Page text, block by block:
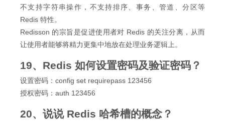
不支持字符串操作，不支持排序、事务、管道、分区等
Redis 特性。
Redisson 的宗旨是促进使用者对 Redis 的关注分离，从而
让使用者能够将精力更集中地放在处理业务逻辑上。
19、Redis 如何设置密码及验证密码？
设置密码：config set requirepass 123456
授权密码：auth 123456
20、说说 Redis 哈希槽的概念？